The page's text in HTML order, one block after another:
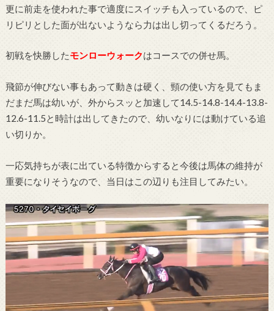
更に前走を使われた事で適度にスイッチも入っているので、ピ
リピリとした面が出ないようなら力は出し切ってくるだろう。
初戦を快勝したモンローウォークはコースでの併せ馬。
飛節が伸びない事もあって動きは硬く、頸の使い方を見てもま
だまだ馬は幼いが、外からスッと加速して14.5-14.8-14.4-13.8-
12.6-11.5と時計は出してきたので、幼いなりには動けている追
い切りか。
一応気持ちが表に出ている特徴からすると今後は馬体の維持が
重要になりそうなので、当日はこの辺りも注目してみたい。